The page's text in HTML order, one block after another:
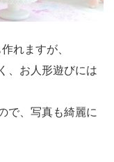
れますが、
、お人形遊びには
で、写真も綺麗に